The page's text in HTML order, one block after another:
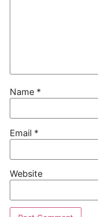
Name *
Email *
Website